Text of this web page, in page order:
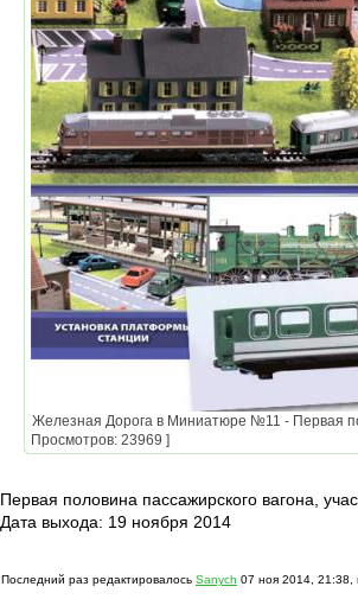
Железная Дорога в Миниатюре №11 - Первая
Просмотров: 23969 ]
Первая половина пассажирского вагона,
Дата выхода: 19 ноября 2014
Последний раз редактировалось Sanych 07 ноя 2014, 21:38,